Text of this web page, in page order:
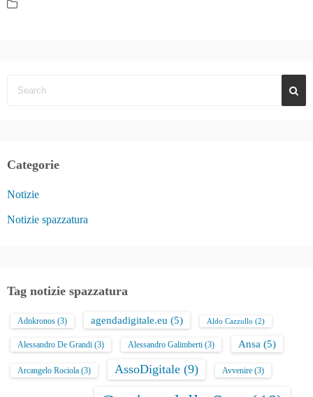
Categorie
Notizie
Notizie spazzatura
Tag notizie spazzatura
Adnkronos (3) agendadigitale.eu (5) Aldo Cazzullo (2)
Alessandro De Grandi (3) Alessandro Galimberti (3) Ansa (5)
Arcangelo Rociola (3) AssoDigitale (9) Avvenire (3)